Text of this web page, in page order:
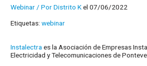
Webinar / PorDistrito Kel 07/06/2022
Etiquetas:webinar
Instalectra es la Asociación de Empresas
Electricidad y Telecomunicaciones de